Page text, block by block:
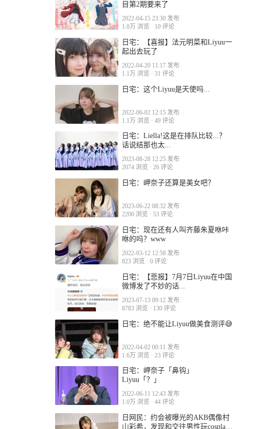
目第2期要来了
2022-04-15 23:30 发布
1.0万 浏览 · 10 评论
日宅：【喜报】法元明菜和Liyuu一
起出去玩了
2022-04-20 11:17 发布
1.1万 浏览 · 31 评论
日宅：这个Liyuu是天使吗...
2022-06-02 12:15 发布
1.1万 浏览 · 49 评论
日宅：Liella!这是在排队比较...？
话说结那也太...
2023-08-28 12:25 发布
2074 浏览 · 26 评论
日宅：岬奈子还算是美女吧？
2023-06-22 08:32 发布
2200 浏览 · 53 评论
日宅：现在还有人叫齐藤朱夏咻咔
咻的吗？www
2022-03-12 12:58 发布
823 浏览 · 0 评论
日宅：【悲报】7月7日Liyuu在中国
微博发了不妙的话...
2023-07-13 09:12 发布
8783 浏览 · 130 评论
日宅：绝不能让Liyuu做美食测评😅
2022-04-02 00:11 发布
1.6万 浏览 · 23 评论
日宅：岬奈子「鼻钩」
Liyuu「？」
2022-06-11 12:43 发布
1.0万 浏览 · 44 评论
日网民：约会被曝光的AKB偶像村
山彩希，发现和交往男性玩cosplay